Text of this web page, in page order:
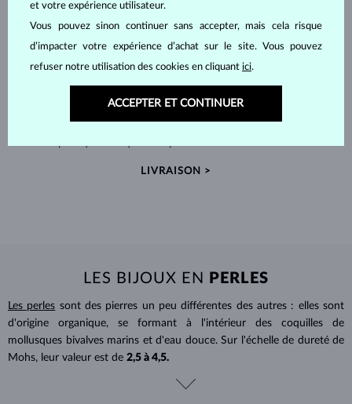
FABRIQUÉS À LA MAIN À PRAGUE
LIVRAISON >
LES BIJOUX EN PERLES
Les perles sont des pierres un peu différentes des autres : elles sont
d'origine organique, se formant à l'intérieur des coquilles de
mollusques bivalves marins et d'eau douce. Sur l'échelle de dureté de
Mohs, leur valeur est de 2,5 à 4,5.
et votre expérience utilisateur.
Vous pouvez sinon continuer sans accepter, mais cela risque
d’impacter votre expérience d’achat sur le site. Vous pouvez
refuser notre utilisation des cookies en cliquant ici.
ACCEPTER ET CONTINUER